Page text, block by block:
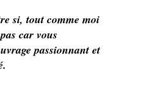
si, tout comme moi
car vous
passionnant et